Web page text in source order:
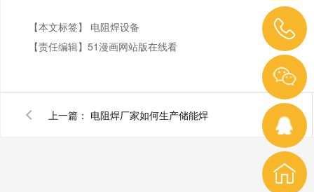
【本文标签】 电阻焊设备
【责任编辑】 51漫画网站版在线看
上一篇： 电阻焊厂家如何生产储能焊